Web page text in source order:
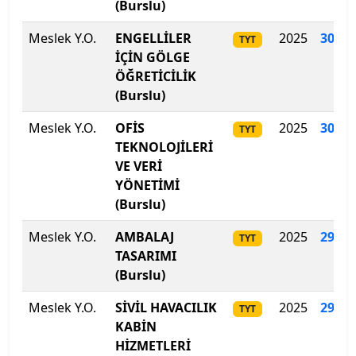
Sakarya Üniversitesi
Samsun Üniversitesi
Sanko Üniversitesi
Selçuk Üniversitesi
Siirt Üniversitesi
Sinop Üniversitesi
Sivas Bilim ve Teknoloji Üniversitesi
Sivas Cumhuriyet Üniversitesi
Süleyman Demirel Üniversitesi
(Burslu)
Meslek Y.O.
ENGELLİLER
İÇİN GÖLGE
ÖĞRETİCİLİK
(Burslu)
TYT 2025 302
Meslek Y.O.
OFİS
TEKNOLOJİLERİ
VE VERİ
YÖNETİMİ
(Burslu)
TYT 2025 300
Meslek Y.O.
AMBALAJ
TASARIMI
(Burslu)
TYT 2025 299
Meslek Y.O.
SİVİL HAVACILIK
KABİN
HİZMETLERİ
TYT 2025 292